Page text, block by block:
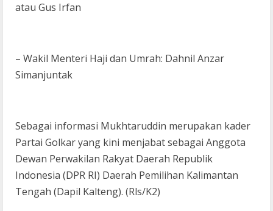
atau Gus Irfan
– Wakil Menteri Haji dan Umrah: Dahnil Anzar
Simanjuntak
Sebagai informasi Mukhtaruddin merupakan kader
Partai Golkar yang kini menjabat sebagai Anggota
Dewan Perwakilan Rakyat Daerah Republik
Indonesia (DPR RI) Daerah Pemilihan Kalimantan
Tengah (Dapil Kalteng). (Rls/K2)